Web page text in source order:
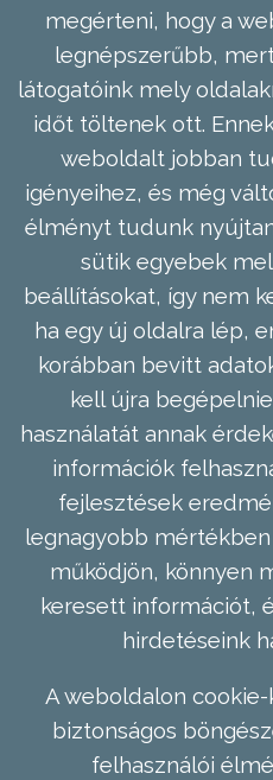
megérteni, hogy a
legnépszerűbb,
látogatóink mely
időt töltenek ott.
weboldalt jobban
igényeihez, és még
élményt tudunk
sütik egyebek
beállításokat, így nem
ha egy új oldalra lép,
korábban bevitt
kell újra
használatát annak
információk
fejlesztések
legnagyobb
működjön, könnyen
keresett információt,
hirdetéseink
A weboldalon
biztonságos
felhasználói